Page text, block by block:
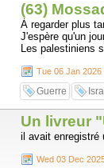
(63)
À regarder plus
J'espère qu'un
Les palestiniens
Tue 06 Jan 2026
Guerre
Un livreur
il avait
Wed 03 Dec